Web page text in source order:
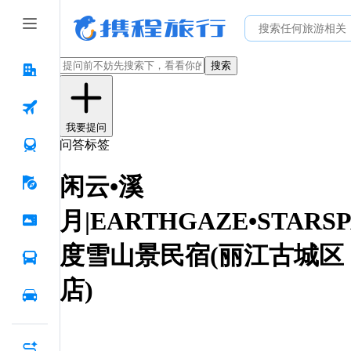
搜索
我要提问
问答标签
闲云•溪
月
度雪山景民宿(丽江古城区
店)